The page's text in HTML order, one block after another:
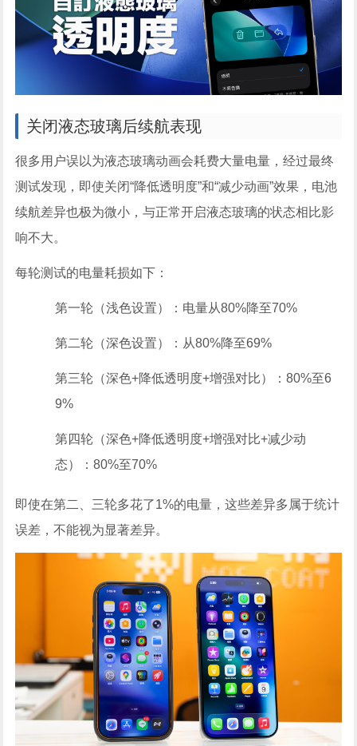
关闭液态玻璃后续航表现
很多用户误以为液态玻璃动画会耗费大量电量，经过最终
测试发现，即使关闭“降低透明度”和“减少动画”效果，电池
续航差异也极为微小，与正常开启液态玻璃的状态相比影
响不大。
每轮测试的电量耗损如下：
第一轮（浅色设置）：电量从80%降至70%
第二轮（深色设置）：从80%降至69%
第三轮（深色+降低透明度+增强对比）：80%至6
9%
第四轮（深色+降低透明度+增强对比+减少动
态）：80%至70%
即使在第二、三轮多花了1%的电量，这些差异多属于统计
误差，不能视为显著差异。